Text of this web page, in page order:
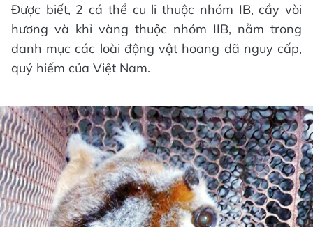
Được biết, 2 cá thể cu li thuộc nhóm IB, cầy vòi
hương và khỉ vàng thuộc nhóm IIB, nằm trong
danh mục các loài động vật hoang dã nguy cấp,
quý hiếm của Việt Nam.